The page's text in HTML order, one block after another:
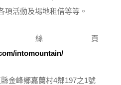
項活動及場地租借等等。
絲頁
intomountain/
金峰鄉嘉蘭村4鄰197之1號